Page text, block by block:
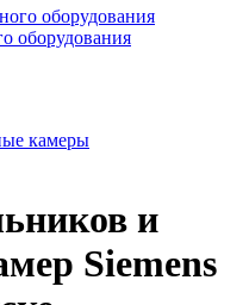
оборудования
оборудования
камеры
и
Siemens